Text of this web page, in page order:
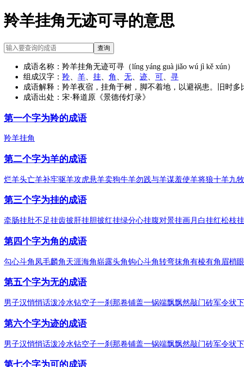
羚羊挂角无迹可寻的意思
查询
成语名称： 羚羊挂角无迹可寻（líng yáng guà jiǎo wú jì kě xún）
组成汉字： 羚 羊 挂 角 无 迹 可
寻
成语解释： 羚羊夜宿，挂角于树，脚不着地，以避祸患。旧时多
成语出处： 宋·释道原《景德传灯录》
第一个字为羚的成语
羚羊挂角
第二个字为羊的成语
烂羊头亡羊补牢驱羊攻虎悬羊卖狗牛羊勿践与羊谋羞使羊将狼十羊九牧
第三个字为挂的成语
牵肠挂肚不足挂齿披肝挂胆披红挂绿分心挂腹对景挂画月白挂红松枝
第四个字为角的成语
勾心斗角 凤毛麟角天涯海角崭露头角钩心斗角转弯抹角有棱有角 眉梢
第五个字为无的成语
男子汉悄悄话泼冷水钻空子一刹那卷铺盖一锅端飘飘然敲门砖军令状
第六个字为迹的成语
男子汉悄悄话泼冷水钻空子一刹那卷铺盖一锅端飘飘然敲门砖军令状
第七个字为可的成语